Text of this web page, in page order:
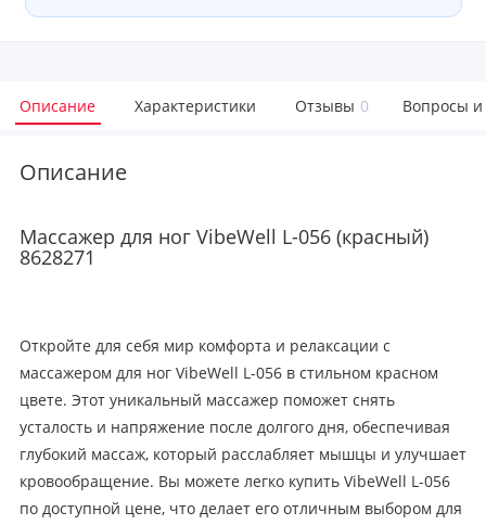
Описание Характеристики Отзывы 0 Вопросы и
Описание
Массажер для ног VibeWell L-056 (красный)
8628271
Откройте для себя мир комфорта и релаксации с
массажером для ног VibeWell L-056 в стильном красном
цвете. Этот уникальный массажер поможет снять
усталость и напряжение после долгого дня, обеспечивая
глубокий массаж, который расслабляет мышцы и улучшает
кровообращение. Вы можете легко купить VibeWell L-056
по доступной цене, что делает его отличным выбором для